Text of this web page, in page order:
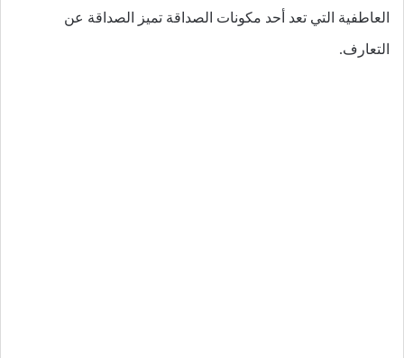
العاطفية التي تعد أحد مكونات الصداقة تميز الصداقة عن
التعارف.